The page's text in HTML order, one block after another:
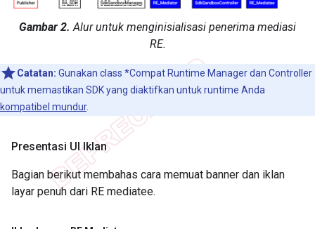
Gambar 2. Alur untuk menginisialisasi penerima mediasi
RE.
Catatan: Gunakan class *Compat Runtime Manager dan Controller
untuk memastikan SDK yang diaktifkan untuk runtime Anda
kompatibel mundur.
Presentasi UI Iklan
Bagian berikut membahas cara memuat banner dan iklan
layar penuh dari RE mediatee.